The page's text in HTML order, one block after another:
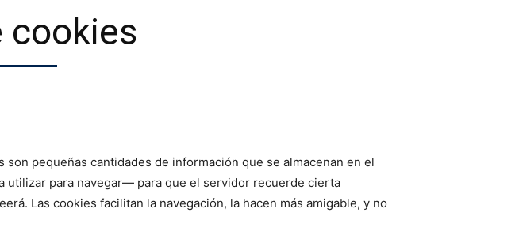
cookies
pequeñas cantidades de información que se almacenan en el
para navegar— para que el servidor recuerde cierta
Las cookies facilitan la navegación, la hacen más amigable, y no